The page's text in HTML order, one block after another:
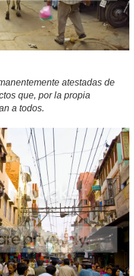
atestadas de
que, por la propia
a todos.